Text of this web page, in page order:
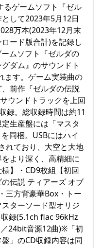
るゲームソフト『ゼル
して2023年5月12日
万本(2023年12月末
ード版合計)を記録し
ムソフト『ゼルダの
ダム』のサウンドト
ます。ゲーム実装曲の
前作『ゼルダの伝説
ウンドトラックを上回
録。総収録時間は約11
生産盤には「マスタ
同梱。USBにはハイ
れており、大空と大地
より深く、高精細に
】・CD9枚組【初回
伝説 ティアーズ オブ
三方背豪華Box・トー
ターソード型オリジ
録(5.1ch flac 96kHz
24bit音源12曲)※「初
」のCD収録内容は同